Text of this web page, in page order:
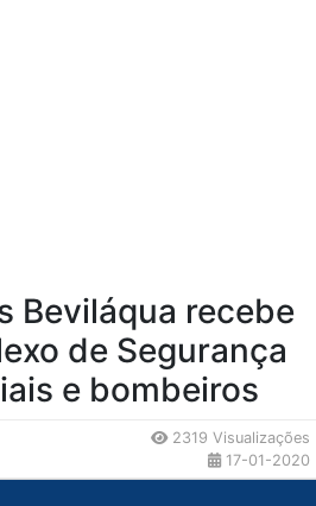
Beviláqua recebe
de Segurança
e bombeiros
2319 Visualizações
17-01-2020